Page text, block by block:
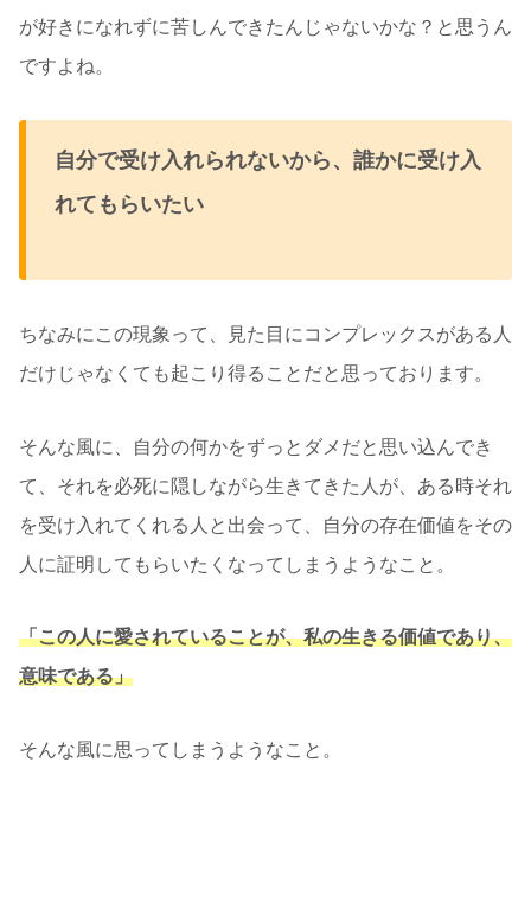
が好きになれずに苦しんできたんじゃないかな？と思うん
ですよね。
自分で受け入れられないから、誰かに受け入
れてもらいたい
ちなみにこの現象って、見た目にコンプレックスがある人
だけじゃなくても起こり得ることだと思っております。
そんな風に、自分の何かをずっとダメだと思い込んでき
て、それを必死に隠しながら生きてきた人が、ある時それ
を受け入れてくれる人と出会って、自分の存在価値をその
人に証明してもらいたくなってしまうようなこと。
「この人に愛されていることが、私の生きる価値であり、
意味である」
そんな風に思ってしまうようなこと。